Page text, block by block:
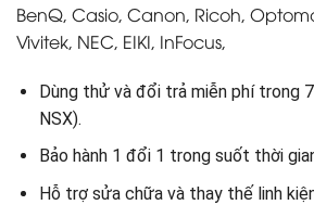
BenQ, Casio, Canon, Ricoh,
Vivitek, NEC, EIKI, InFocus,
Dùng thử và đổi trả miễn phí trong
NSX).
Bảo hành 1 đổi 1 trong suốt thời
Hỗ trợ sửa chữa và thay thế linh